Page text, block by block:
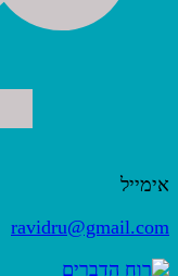
אימייל
ravidru@gmail.com